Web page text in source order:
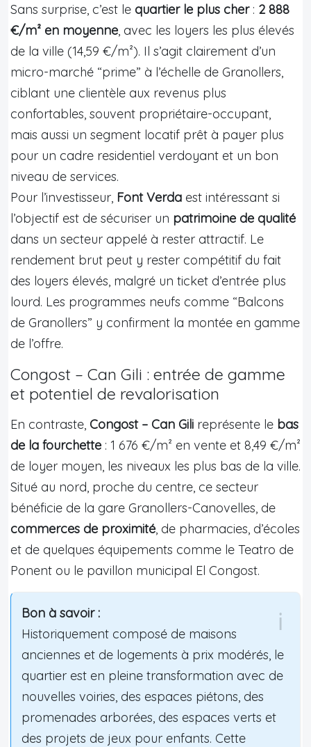
Sans surprise, c’est le quartier le plus cher: 2 888
€/m² en moyenne, avec les loyers les plus élevés
de la ville (14,59 €/m²). Il s’agit clairement d’un
micro-marché “prime” à l’échelle de Granollers,
ciblant une clientèle aux revenus plus
confortables, souvent propriétaire-occupant,
mais aussi un segment locatif prêt à payer plus
pour un cadre residentiel verdoyant et un bon
niveau de services.
Pour l’investisseur, Font Verda est intéressant si
l’objectif est de sécuriser un patrimoine de qualité
dans un secteur appelé à rester attractif. Le
rendement brut peut y rester compétitif du fait
des loyers élevés, malgré un ticket d’entrée plus
lourd. Les programmes neufs comme “Balcons
de Granollers” y confirment la montée en gamme
de l’offre.
Congost – Can Gili : entrée de gamme
et potentiel de revalorisation
En contraste, Congost – Can Gili représente le bas
de la fourchette : 1 676 €/m² en vente et 8,49 €/m²
de loyer moyen, les niveaux les plus bas de la ville.
Situé au nord, proche du centre, ce secteur
bénéficie de la gare Granollers-Canovelles, de
commerces de proximité, de pharmacies, d’écoles
et de quelques équipements comme le Teatro de
Ponent ou le pavillon municipal El Congost.
Bon à savoir :
Historiquement composé de maisons
anciennes et de logements à prix modérés, le
quartier est en pleine transformation avec de
nouvelles voiries, des espaces piétons, des
promenades arborées, des espaces verts et
des projets de jeux pour enfants. Cette